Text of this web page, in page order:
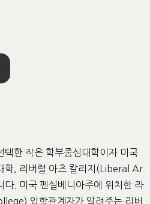
택한 작은 학부중심대학이자 미국
학, 리버럴 아츠 칼리지(Liberal Ar
. 미국 펜실베니아주에 위치한 라
입학관계자가 알려주는 리버